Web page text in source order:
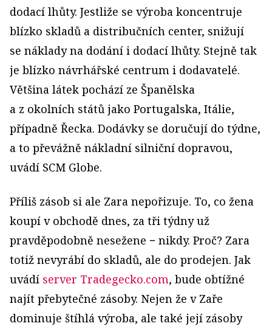
dodací lhůty. Jestliže se výroba koncentruje
blízko skladů a distribučních center, snižují
se náklady na dodání i dodací lhůty. Stejně tak
je blízko návrhářské centrum i dodavatelé.
Většina látek pochází ze Španělska
a z okolních států jako Portugalska, Itálie,
případně Řecka. Dodávky se doručují do týdne,
a to převážně nákladní silniční dopravou,
uvádí SCM Globe.
Příliš zásob si ale Zara nepořizuje. To, co žena
koupí v obchodě dnes, za tři týdny už
pravděpodobně nesežene − nikdy. Proč? Zara
totiž nevyrábí do skladů, ale do prodejen. Jak
uvádí server Tradegecko.com, bude obtížné
najít přebytečné zásoby. Nejen že v Zaře
dominuje štíhlá výroba, ale také její zásoby